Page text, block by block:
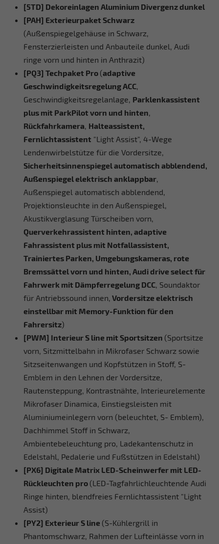
[5TD] Dekoreinlagen Aluminium Divergenz dunkel
[PAH] Exterieurpaket Schwarz
(Außenspiegelgehäuse in Schwarz,
Fensterzierleisten und Anbauteile dunkel, Audi
ringe vorn und hinten in Anthrazit)
[PQ3] Techpaket Pro (adaptive
Geschwindigkeitsregelung ACC
Geschwindigkeitsregelanlage, Parklenkassistent
plus mit ParkPilot vorn und hinten
Rückfahrkamera Halteassistent,
Fernlichtassistent "Light Assist", 4-Wege
Lendenwirbelstütze für die Vordersitze,
Sicherheitsinnenspiegel automatisch abblendend,
Außenspiegel elektrisch anklappbar
Außenspiegel automatisch abblendend,
Projektionsleuchte in den Außenspiegel,
Akustikverglasung Türscheiben vorn,
Querverkehrassistent hinten, adaptive
Fahrassistent plus mit Notfallassistent,
Trainiertes Parken, Umgebungskameras, rote
Bremssättel vorn und hinten, Audi drive select für
Fahrwerk mit Dämpferregelung DCC , Soundaktor
für Antriebssound innen, Vordersitze elektrisch
einstellbar mit Memory-Funktion für den
Fahrersitz)
[PWM] Interieur S line mit Sportsitzen (Sportsitze
vorn, Sitzmittelbahn in Mikrofaser Schwarz sowie
Sitzseitenwangen und Kopfstützen in Stoff, S-
Emblem in den Lehnen der Vordersitze,
Rautensteppung, Kontrastnähte, Interieurelemente
Mikrofaser Dinamica, Einstiegsleisten mit
Aluminiumeinlegern vorn (beleuchtet, S- Emblem),
Dachhimmel Stoff in Schwarz,
Ambientebeleuchtung pro, Ladekantenschutz in
Edelstahl, Pedalerie und Fußstützen in Edelstahl)
[PX6] Digitale Matrix LED-Scheinwerfer mit LED-
Rückleuchten pro (LED-Tagfahrlichleuchtende Audi
Ringe hinten, blendfreies Fernlichtassistent "Light
Assist)
[PY2] Exterieur S line (S-Kühlergrill in
Phantomschwarz, Rahmen der Lufteinlässe vorn in